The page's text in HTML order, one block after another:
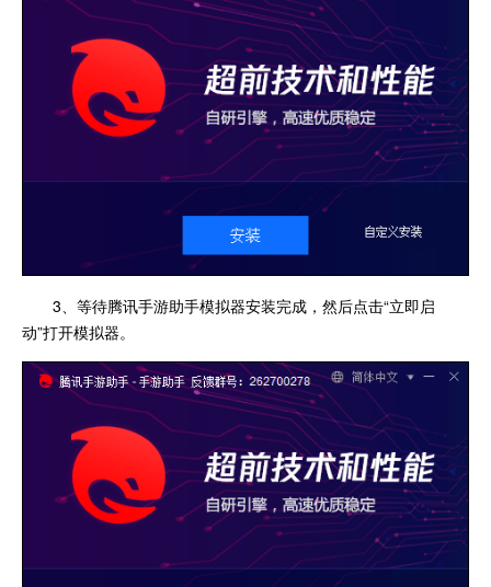
3、等待腾讯手游助手模拟器安装完成，然后点击“立即启
动”打开模拟器。